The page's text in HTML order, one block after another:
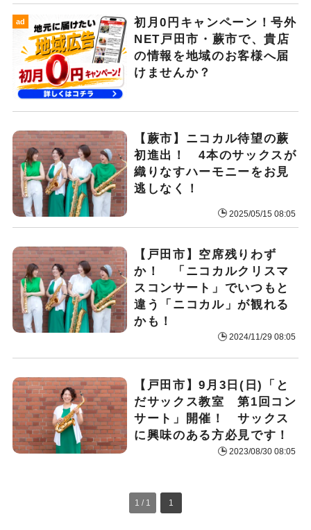
ad
初月0円キャンペーン！号外
NET戸田市・蕨市で、貴店
の情報を地域のお客様へ届
けませんか？
【蕨市】ニコカル待望の蕨
初進出！ 4本のサックスが
織りなすハーモニーをお見
逃しなく！
2025/05/15 08:05
【戸田市】空席残りわず
か！ 「ニコカルクリスマ
スコンサート」でいつもと
違う「ニコカル」が観れる
かも！
2024/11/29 08:05
【戸田市】9月3日(日)「と
だサックス教室 第1回コン
サート」開催！ サックス
に興味のある方必見です！
2023/08/30 08:05
1 / 1 1